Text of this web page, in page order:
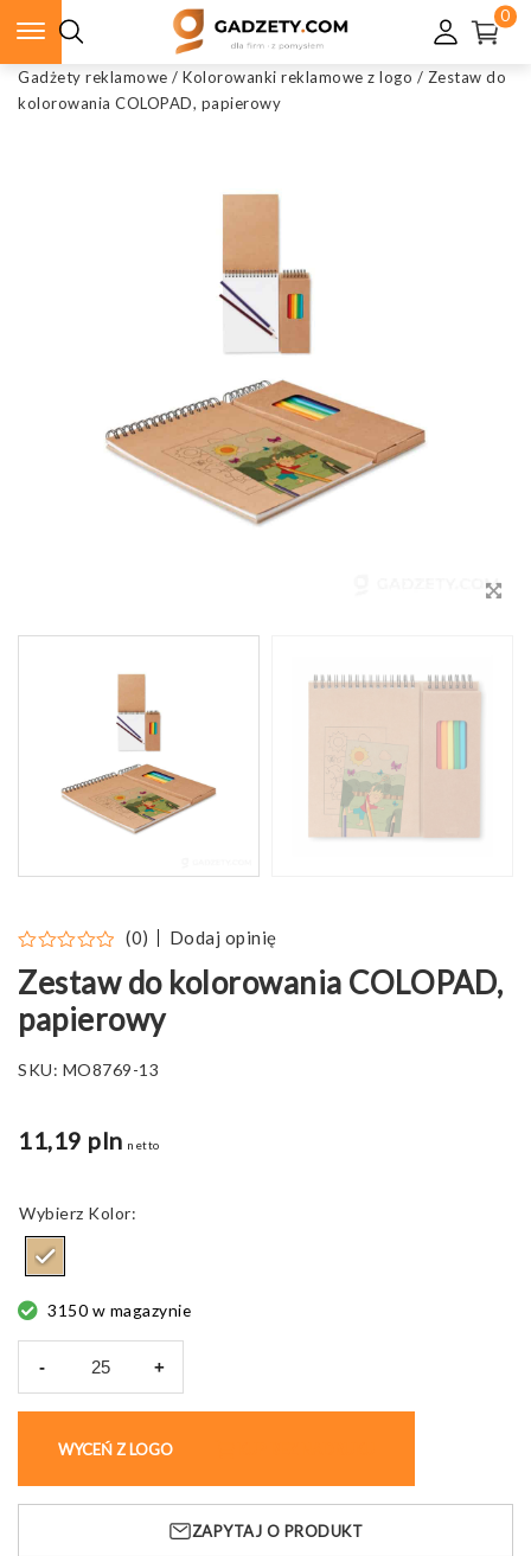
0
Gadżety reklamowe / Kolorowanki reklamowe z logo / Zestaw do
kolorowania COLOPAD, papierowy
(0) Dodaj opinię
Zestaw do kolorowania COLOPAD,
papierowy
SKU: MO8769-13
11,19 pln netto
Kolor
3150 w magazynie
-
kolorowania
COLOPAD,
papierowy
+
WYCEŃ Z LOGO
ZAPYTAJ O PRODUKT